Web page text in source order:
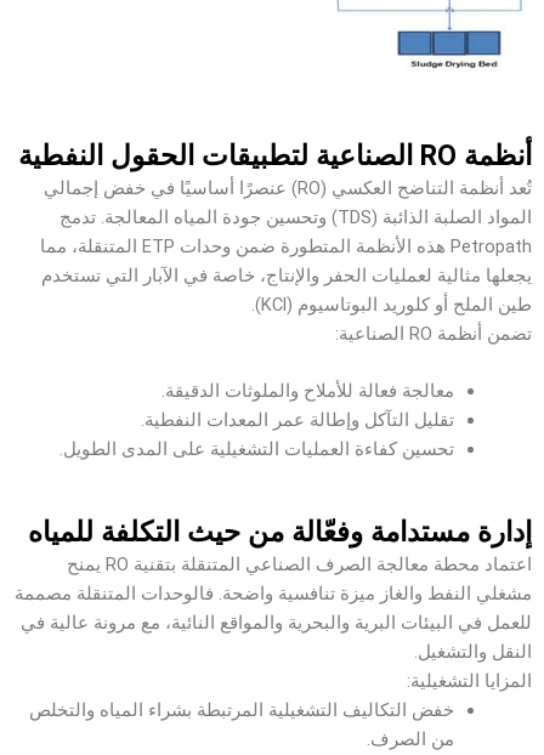
أنظمة RO الصناعية لتطبيقات الحقول النفطية
تُعد أنظمة التناضح العكسي (RO) عنصرًا أساسيًا في خفض إجمالي
المواد الصلبة الذائبة (TDS) وتحسين جودة المياه المعالجة. تدمج
Petropath هذه الأنظمة المتطورة ضمن وحدات ETP المتنقلة، مما
يجعلها مثالية لعمليات الحفر والإنتاج، خاصة في الآبار التي تستخدم
طين الملح أو كلوريد البوتاسيوم (KCl).
تضمن أنظمة RO الصناعية:
معالجة فعالة للأملاح والملوثات الدقيقة.
تقليل التآكل وإطالة عمر المعدات النفطية.
تحسين كفاءة العمليات التشغيلية على المدى الطويل.
إدارة مستدامة وفعّالة من حيث التكلفة للمياه
اعتماد محطة معالجة الصرف الصناعي المتنقلة بتقنية RO يمنح
مشغلي النفط والغاز ميزة تنافسية واضحة. فالوحدات المتنقلة مصممة
للعمل في البيئات البرية والبحرية والمواقع النائية، مع مرونة عالية في
النقل والتشغيل.
المزايا التشغيلية:
خفض التكاليف التشغيلية المرتبطة بشراء المياه والتخلص
من الصرف.